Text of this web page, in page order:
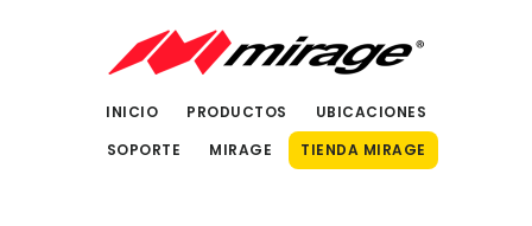
INICIO PRODUCTOS
UBICACIONES
SOPORTE
MIRAGE TIENDA MIRAGE